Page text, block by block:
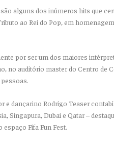
alguns dos inúmeros hits que
ao Rei do Pop, em
por ser um dos maiores
no auditório master do Centro de
dançarino Rodrigo Teaser
Singapura, Dubai e Qatar –
Fifa Fun Fest.